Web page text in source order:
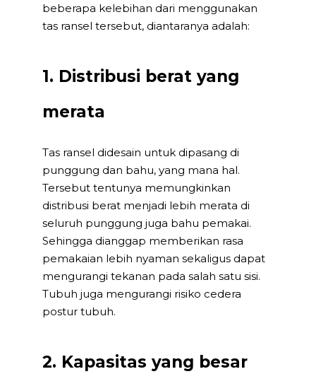
beberapa kelebihan dari menggunakan
tas ransel tersebut, diantaranya adalah:
1. Distribusi berat yang
merata
Tas ransel didesain untuk dipasang di
punggung dan bahu, yang mana hal.
Tersebut tentunya memungkinkan
distribusi berat menjadi lebih merata di
seluruh punggung juga bahu pemakai.
Sehingga dianggap memberikan rasa
pemakaian lebih nyaman sekaligus dapat
mengurangi tekanan pada salah satu sisi.
Tubuh juga mengurangi risiko cedera
postur tubuh.
2. Kapasitas yang besar